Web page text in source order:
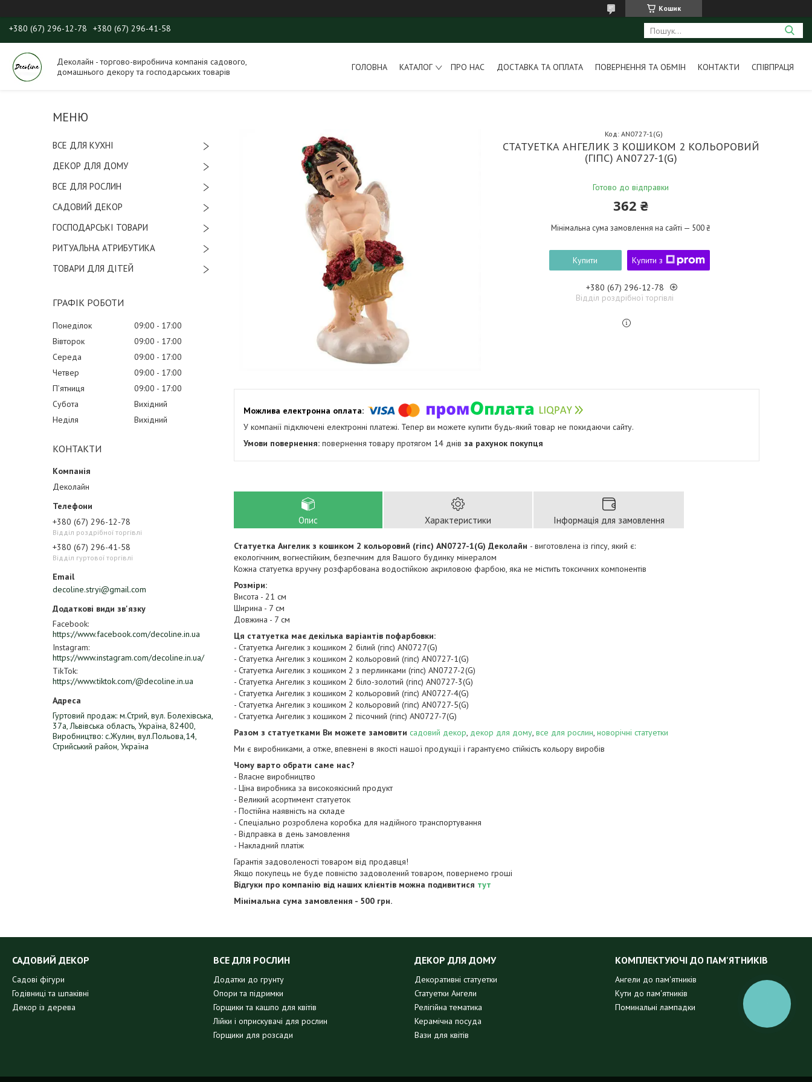
Кошик
+380 (67) 296-12-78 +380 (67) 296-41-58
Деколайн - торгово-виробнича компанія садового,
домашнього декору та господарських товарів
ГОЛОВНА КАТАЛОГ ПРО НАС ДОСТАВКА ТА ОПЛАТА ПОВЕРНЕННЯ ТА ОБМІН КОНТАКТИ СПІВПРАЦЯ
ВСЕ ДЛЯ КУХНІ
ДЕКОР ДЛЯ ДОМУ
ВСЕ ДЛЯ РОСЛИН
САДОВИЙ ДЕКОР
ГОСПОДАРСЬКІ ТОВАРИ
РИТУАЛЬНА АТРИБУТИКА
ТОВАРИ ДЛЯ ДІТЕЙ
ГРАФІК РОБОТИ
Понеділок 09:00
17:00
Вівторок
09:00
17:00
Середа
09:00
17:00
Четвер
09:00
17:00
Пʼятниця
09:00
17:00
Субота
Вихідний
Неділя
Вихідний
КОНТАКТИ
Деколайн
+380 (67) 296-12-78
Відділ роздрібної торгівлі
+380 (67) 296-41-58
Відділ гуртової торгівлі
decoline.stryi@gmail.com
Facebook
https://www.facebook.com/decoline.in.ua
Instagram
https://www.instagram.com/decoline.in.ua/
TikTok
https://www.tiktok.com/@decoline.in.ua
Гуртовий продаж: м.Стрий, вул. Болехівська,
37а, Львівська область, Україна, 82400,
Виробництво: с.Жулин, вул.Польова,14,
Стрийський район, Україна
СТАТУЕТКА АНГЕЛИК З КОШИКОМ 2 КОЛЬОРОВИЙ
(ГІПС) AN0727-1(G)
Готово до відправки
Код:AN0727-1(G)
362 ₴
Мінімальна сума замовлення на сайті — 500 ₴
Купити Купити з
+380 (67) 296-12-78
Відділ роздрібної торгівлі
У компанії підключені електронні платежі. Тепер ви можете купити будь-який товар не покидаючи сайту.
повернення товару протягом 14 днів за рахунок покупця
Опис Характеристики Інформація для замовлення
Статуетка Ангелик з кошиком 2 кольоровий (гіпс) AN0727-1(G) Деколайн - виготовлена із гіпсу, який є:
екологічним, вогнестійким, безпечним для Вашого будинку мінералом
Кожна статуетка вручну розфарбована водостійкою акриловою фарбою, яка не містить токсичних компонентів
Розміри:
Висота - 21 см
Ширина - 7 см
Довжина - 7 см
Ця статуетка має декілька варіантів пофарбовки:
- Статуетка Ангелик з кошиком 2 білий (гіпс) AN0727(G)
- Статуетка Ангелик з кошиком 2 кольоровий (гіпс) AN0727-1(G)
- Статуетка Ангелик з кошиком 2 з перлинками (гіпс) AN0727-2(G)
- Статуетка Ангелик з кошиком 2 біло-золотий (гіпс) AN0727-3(G)
- Статуетка Ангелик з кошиком 2 кольоровий (гіпс) AN0727-4(G)
- Статуетка Ангелик з кошиком 2 кольоровий (гіпс) AN0727-5(G)
- Статуетка Ангелик з кошиком 2 пісочний (гіпс) AN0727-7(G)
Разом з статуетками Ви можете замовити садовий декор декор для дому все для рослин новорічні статуетки
Ми є виробниками, а отже, впевнені в якості нашої продукції і гарантуємо стійкість кольору виробів
Чому варто обрати саме нас?
- Власне виробництво
- Ціна виробника за високоякісний продукт
- Великий асортимент статуеток
- Постійна наявність на складе
- Спеціально розроблена коробка для надійного транспортування
- Відправка в день замовлення
- Накладний платіж
Гарантія задоволеності товаром від продавця!
Якщо покупець не буде повністю задоволений товаром, повернемо гроші
Відгуки про компанію від наших клієнтів можна подивитися тут
Мінімальна сума замовлення - 500 грн.
САДОВИЙ ДЕКОР
Садові фігури
Годівниці та шпаківні
Декор із дерева
ВСЕ ДЛЯ РОСЛИН
Додатки до грунту
Опори та підримки
Горщики та кашпо для квітів
Лійки і оприскувачі для рослин
Горщики для розсади
ДЕКОР ДЛЯ ДОМУ
Декоративні статуетки
Статуетки Ангели
Релігійна тематика
Керамічна посуда
Вази для квітів
КОМПЛЕКТУЮЧІ ДО ПАМ'ЯТНИКІВ
Ангели до пам'ятників
Кути до пам'ятників
Поминальні лампадки